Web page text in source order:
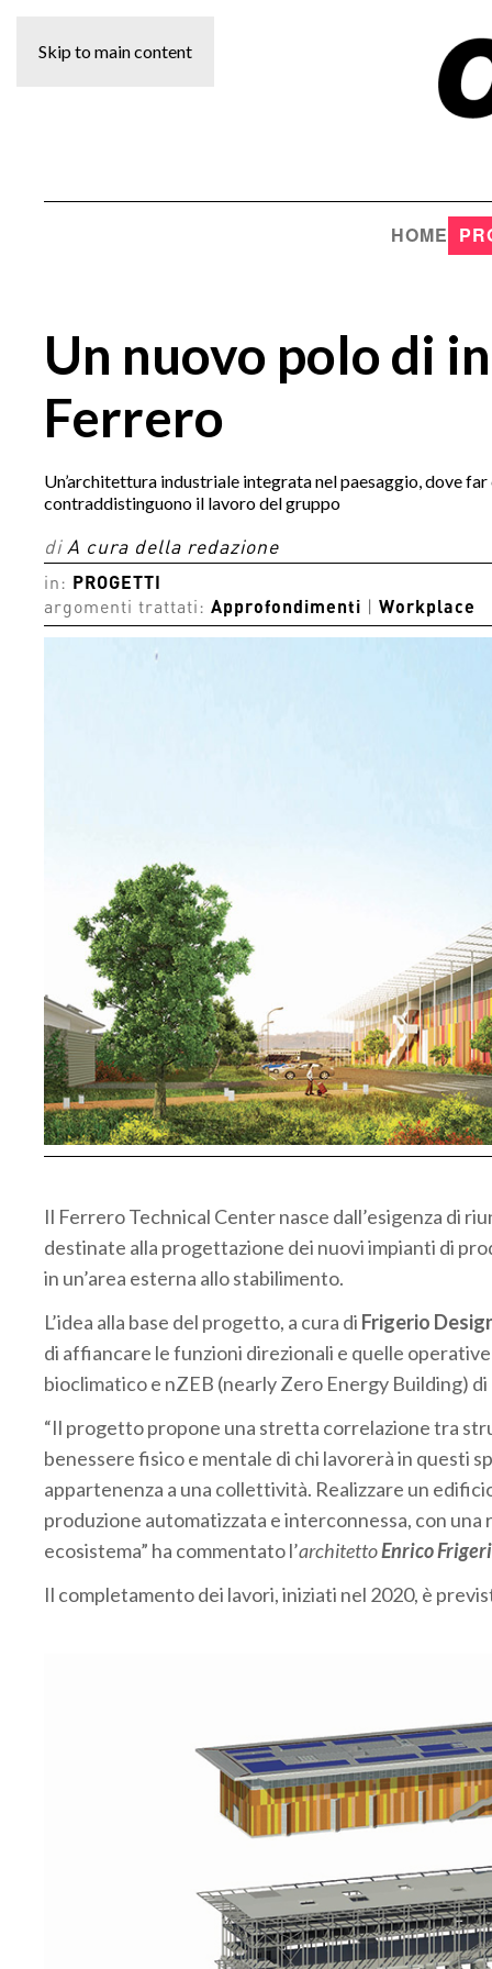
Skip to main content
HOME
Un nuovo polo di
Ferrero
Un’architettura industriale integrata nel paesaggio, dove
contraddistinguono il lavoro del gruppo
di A cura della redazione
in:
PROGETTI
argomenti trattati: Approfondimenti Workplace
Il Ferrero Technical Center nasce dall’esigenza di
destinate alla progettazione dei nuovi impianti di
in un’area esterna allo stabilimento.
L’idea alla base del progetto, a cura di Frigerio
di affiancare le funzioni direzionali e quelle
bioclimatico e nZEB (nearly Zero Energy Building)
“Il progetto propone una stretta correlazione tra
benessere fisico e mentale di chi lavorerà in questi
appartenenza a una collettività. Realizzare un
produzione automatizzata e interconnessa, con una
ecosistema” ha commentato l’architettoEnrico
Il completamento dei lavori, iniziati nel 2020, è